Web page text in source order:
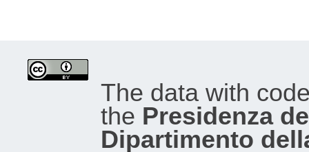
The data with
the Presidenza
Dipartimento